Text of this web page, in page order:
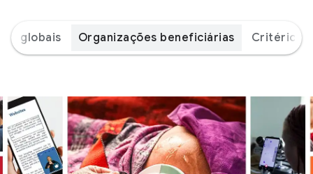
globais Organizações beneficiárias Critérios